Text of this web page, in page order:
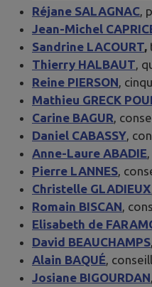
Réjane SALAGNAC ,
Jean-Michel
Sandrine LACOURT,
Thierry HALBAUT ,
Reine PIERSON ,
Mathieu GRECK
Carine BAGUR ,
Daniel CABASSY ,
Anne-Laure ABADIE
Pierre LANNES ,
Christelle GLADIEUX
Romain BISCAN ,
Elisabeth de
David BEAUCHAMPS
Alain BAQUÉ ,
Josiane BIGOURDAN